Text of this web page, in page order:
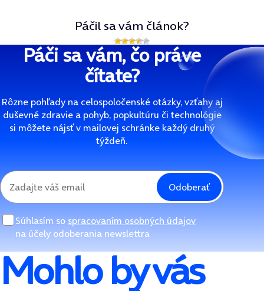
Páčil sa vám článok?
Páči sa vám, čo práve
čítate?
Rôzne pohľady na celospoločenské otázky, vzťahy aj
duševné zdravie a pohyb, popkultúru či technológie
si môžete nájsť v mailovej schránke každý druhý
týždeň.
Odoberať
Súhlasím so spracovaním osobných údajov
na účely odoberania newslettra
Mohlo by vás